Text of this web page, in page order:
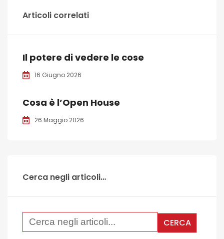
Articoli correlati
Il potere di vedere le cose
16 Giugno 2026
Cosa è l’Open House
26 Maggio 2026
Cerca negli articoli…